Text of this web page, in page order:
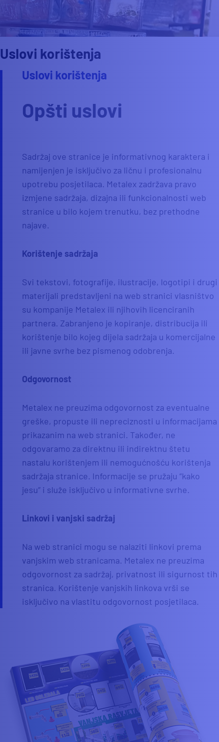
Uslovi korištenja
Uslovi korištenja
Opšti uslovi
Sadržaj ove stranice je informativnog karaktera i
namijenjen je isključivo za ličnu i profesionalnu
upotrebu posjetilaca. Metalex zadržava pravo
izmjene sadržaja, dizajna ili funkcionalnosti web
stranice u bilo kojem trenutku, bez prethodne
najave.
Korištenje sadržaja
Svi tekstovi, fotografije, ilustracije, logotipi i drugi
materijali predstavljeni na web stranici vlasništvo
su kompanije Metalex ili njihovih licenciranih
partnera. Zabranjeno je kopiranje, distribucija ili
korištenje bilo kojeg dijela sadržaja u komercijalne
ili javne svrhe bez pismenog odobrenja.
Odgovornost
Metalex ne preuzima odgovornost za eventualne
greške, propuste ili nepreciznosti u informacijama
prikazanim na web stranici. Također, ne
odgovaramo za direktnu ili indirektnu štetu
nastalu korištenjem ili nemogućnošću korištenja
sadržaja stranice. Informacije se pružaju “kako
jesu” i služe isključivo u informativne svrhe.
Linkovi i vanjski sadržaj
Na web stranici mogu se nalaziti linkovi prema
vanjskim web stranicama. Metalex ne preuzima
odgovornost za sadržaj, privatnost ili sigurnost tih
stranica. Korištenje vanjskih linkova vrši se
isključivo na vlastitu odgovornost posjetilaca.